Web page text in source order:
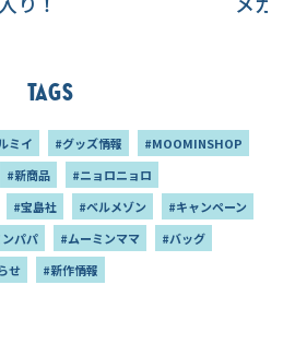
Tags
ミイ #グッズ情報
#MOOMINSHOP
#新商品
#ニョロニョロ
#宝島社 #ベルメゾン
#キャンペーン
パパ #ムーミンママ
#バッグ
せ #新作情報